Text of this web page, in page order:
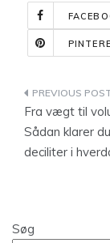
Fra vægt til
Sådan klarer
deciliter i
Søg